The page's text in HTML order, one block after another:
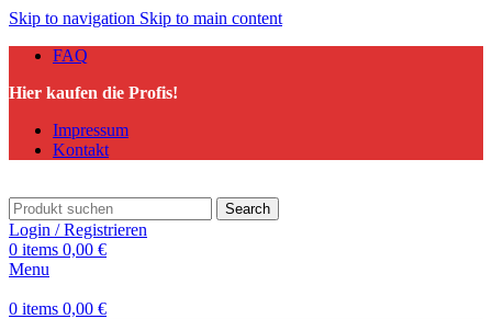
Skip to navigation Skip to main content
FAQ
Hier kaufen die Profis!
Impressum
Kontakt
Search
Login / Registrieren
0 items 0,00 €
Menu
0 items 0,00 €